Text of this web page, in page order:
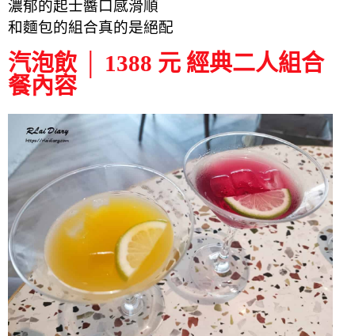
濃郁的起士醬口感滑順
和麵包的組合真的是絕配
汽泡飲 │ 1388 元 經典二人組合
餐內容